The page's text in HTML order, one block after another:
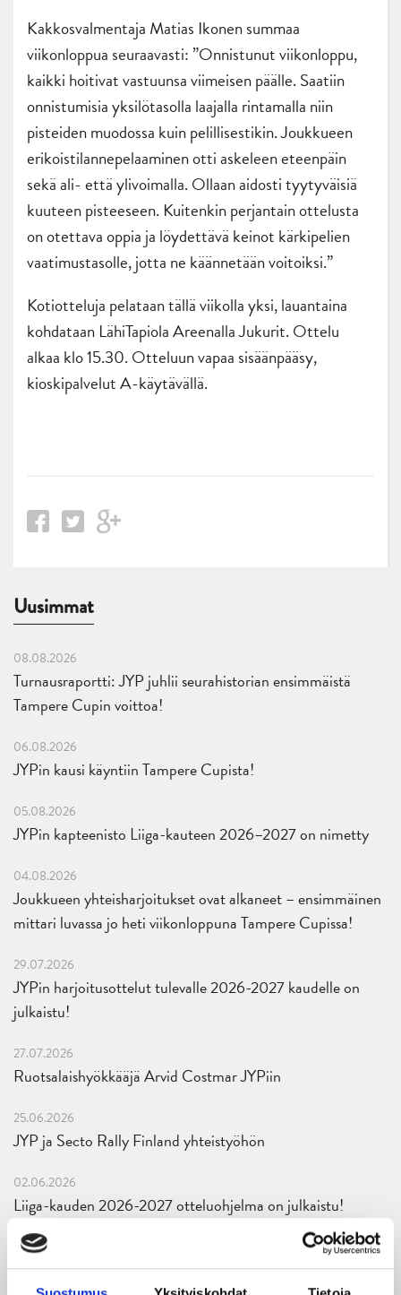
Kakkosvalmentaja Matias Ikonen summaa
viikonloppua seuraavasti: ”Onnistunut viikonloppu,
kaikki hoitivat vastuunsa viimeisen päälle. Saatiin
onnistumisia yksilötasolla laajalla rintamalla niin
pisteiden muodossa kuin pelillisestikin. Joukkueen
erikoistilannepelaaminen otti askeleen eteenpäin
sekä ali- että ylivoimalla. Ollaan aidosti tyytyväisiä
kuuteen pisteeseen. Kuitenkin perjantain ottelusta
on otettava oppia ja löydettävä keinot kärkipelien
vaatimustasolle, jotta ne käännetään voitoiksi.”
Kotiotteluja pelataan tällä viikolla yksi, lauantaina
kohdataan LähiTapiola Areenalla Jukurit. Ottelu
alkaa klo 15.30. Otteluun vapaa sisäänpääsy,
kioskipalvelut A-käytävällä.
Uusimmat
08.08.2026
Turnausraportti: JYP juhlii seurahistorian ensimmäistä
Tampere Cupin voittoa!
06.08.2026
JYPin kausi käyntiin Tampere Cupista!
05.08.2026
JYPin kapteenisto Liiga-kauteen 2026–2027 on nimetty
04.08.2026
Joukkueen yhteisharjoitukset ovat alkaneet – ensimmäinen
mittari luvassa jo heti viikonloppuna Tampere Cupissa!
29.07.2026
JYPin harjoitusottelut tulevalle 2026-2027 kaudelle on
julkaistu!
27.07.2026
Ruotsalaishyökkääjä Arvid Costmar JYPiin
25.06.2026
JYP ja Secto Rally Finland yhteistyöhön
02.06.2026
Liiga-kauden 2026-2027 otteluohjelma on julkaistu!
27.05.2026
Reece Newkirk vahvistamaan JYP-hyökkäystä!